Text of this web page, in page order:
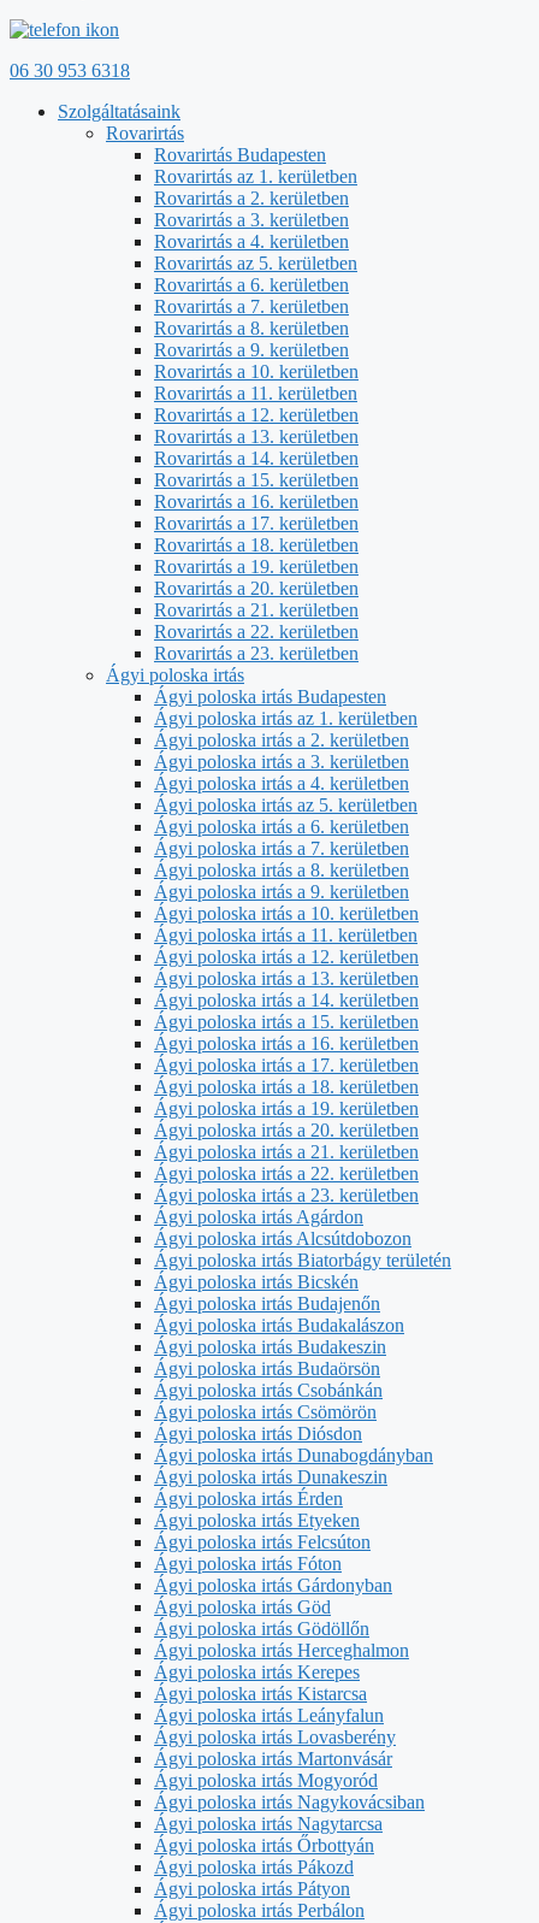
06 30 953 6318
Szolgáltatásaink
Rovarirtás
Rovarirtás Budapesten
Rovarirtás az 1. kerületben
Rovarirtás a 2. kerületben
Rovarirtás a 3. kerületben
Rovarirtás a 4. kerületben
Rovarirtás az 5. kerületben
Rovarirtás a 6. kerületben
Rovarirtás a 7. kerületben
Rovarirtás a 8. kerületben
Rovarirtás a 9. kerületben
Rovarirtás a 10. kerületben
Rovarirtás a 11. kerületben
Rovarirtás a 12. kerületben
Rovarirtás a 13. kerületben
Rovarirtás a 14. kerületben
Rovarirtás a 15. kerületben
Rovarirtás a 16. kerületben
Rovarirtás a 17. kerületben
Rovarirtás a 18. kerületben
Rovarirtás a 19. kerületben
Rovarirtás a 20. kerületben
Rovarirtás a 21. kerületben
Rovarirtás a 22. kerületben
Rovarirtás a 23. kerületben
Ágyi poloska irtás
Ágyi poloska irtás Budapesten
Ágyi poloska irtás az 1. kerületben
Ágyi poloska irtás a 2. kerületben
Ágyi poloska irtás a 3. kerületben
Ágyi poloska irtás a 4. kerületben
Ágyi poloska irtás az 5. kerületben
Ágyi poloska irtás a 6. kerületben
Ágyi poloska irtás a 7. kerületben
Ágyi poloska irtás a 8. kerületben
Ágyi poloska irtás a 9. kerületben
Ágyi poloska irtás a 10. kerületben
Ágyi poloska irtás a 11. kerületben
Ágyi poloska irtás a 12. kerületben
Ágyi poloska irtás a 13. kerületben
Ágyi poloska irtás a 14. kerületben
Ágyi poloska irtás a 15. kerületben
Ágyi poloska irtás a 16. kerületben
Ágyi poloska irtás a 17. kerületben
Ágyi poloska irtás a 18. kerületben
Ágyi poloska irtás a 19. kerületben
Ágyi poloska irtás a 20. kerületben
Ágyi poloska irtás a 21. kerületben
Ágyi poloska irtás a 22. kerületben
Ágyi poloska irtás a 23. kerületben
Ágyi poloska irtás Agárdon
Ágyi poloska irtás Alcsútdobozon
Ágyi poloska irtás Biatorbágy területén
Ágyi poloska irtás Bicskén
Ágyi poloska irtás Budajenőn
Ágyi poloska irtás Budakalászon
Ágyi poloska irtás Budakeszin
Ágyi poloska irtás Budaörsön
Ágyi poloska irtás Csobánkán
Ágyi poloska irtás Csömörön
Ágyi poloska irtás Diósdon
Ágyi poloska irtás Dunabogdányban
Ágyi poloska irtás Dunakeszin
Ágyi poloska irtás Érden
Ágyi poloska irtás Etyeken
Ágyi poloska irtás Felcsúton
Ágyi poloska irtás Fóton
Ágyi poloska irtás Gárdonyban
Ágyi poloska irtás Göd
Ágyi poloska irtás Gödöllőn
Ágyi poloska irtás Herceghalmon
Ágyi poloska irtás Kerepes
Ágyi poloska irtás Kistarcsa
Ágyi poloska irtás Leányfalun
Ágyi poloska irtás Lovasberény
Ágyi poloska irtás Martonvásár
Ágyi poloska irtás Mogyoród
Ágyi poloska irtás Nagykovácsiban
Ágyi poloska irtás Nagytarcsa
Ágyi poloska irtás Őrbottyán
Ágyi poloska irtás Pákozd
Ágyi poloska irtás Pátyon
Ágyi poloska irtás Perbálon